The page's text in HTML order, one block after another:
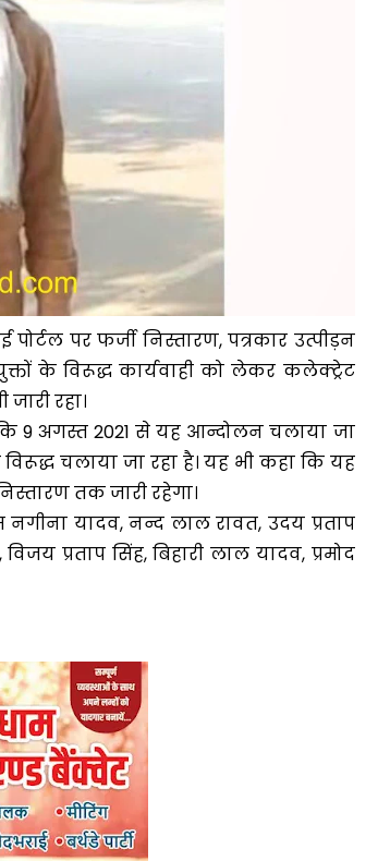
पोर्टल पर फर्जी निस्तारण, पत्रकार उत्पीड़न
के विरूद्ध कार्यवाही को लेकर कलेक्ट्रेट
रहा।
9 अगस्त 2021 से यह आन्दोलन चलाया जा
चलाया जा रहा है। यह भी कहा कि यह
तक जारी रहेगा।
यादव, नन्द लाल रावत, उदय प्रताप
प्रताप सिंह, बिहारी लाल यादव, प्रमोद